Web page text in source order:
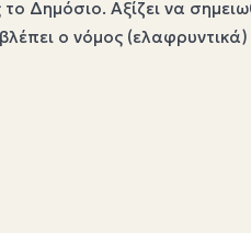
Δημόσιο. Αξίζει να
ο νόμος (ελαφρυντικά)